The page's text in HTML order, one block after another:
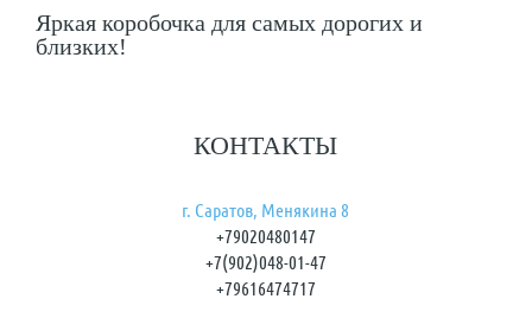
Яркая коробочка для самых дорогих и
близких!
КОНТАКТЫ
г. Саратов, Менякина 8
+79020480147
+7(902)048-01-47
+79616474717